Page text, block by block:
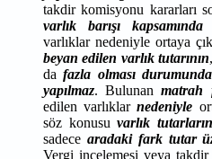
takdir komisyonu kararları
varlık barışı kapsamında
varlıklar nedeniyle ortaya
beyan edilen varlık tutarının
dafazla olması durumunda
yapılmaz. Bulunanmatrah
edilen varlıklarnedeniyle
söz konusuvarlık
sadece aradaki fark tutar
Vergi incelemesi veya takdir